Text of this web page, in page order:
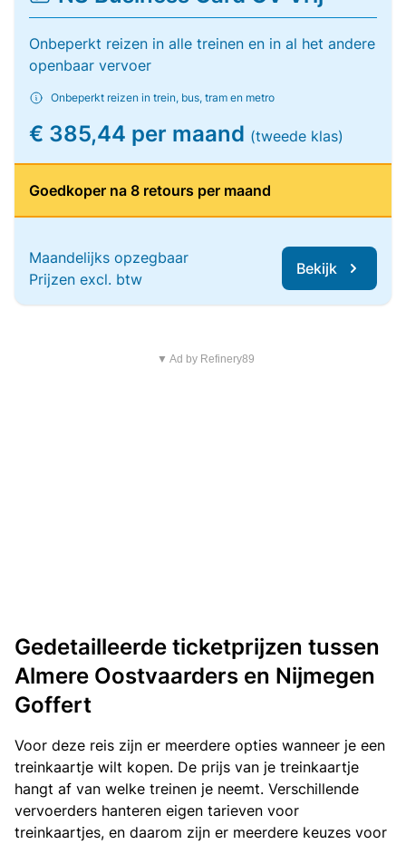
Onbeperkt reizen in alle treinen en in al het andere
openbaar vervoer
Onbeperkt reizen in trein, bus, tram en metro
€ 385,44 per maand (tweede klas)
Goedkoper na 8 retours per maand
Maandelijks opzegbaar
Prijzen excl. btw
Bekijk
▼ Ad by Refinery89
Gedetailleerde ticketprijzen tussen
Almere Oostvaarders en Nijmegen
Goffert
Voor deze reis zijn er meerdere opties wanneer je een
treinkaartje wilt kopen. De prijs van je treinkaartje
hangt af van welke treinen je neemt. Verschillende
vervoerders hanteren eigen tarieven voor
treinkaartjes, en daarom zijn er meerdere keuzes voor